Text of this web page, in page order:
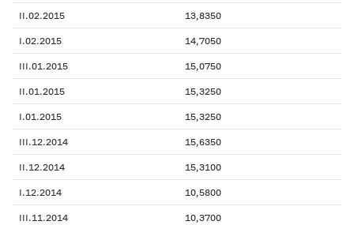
II.02.2015 13,8350
I.02.2015 14,7050
III.01.2015 15,0750
II.01.2015 15,3250
I.01.2015 15,3250
III.12.2014 15,6350
II.12.2014 15,3100
I.12.2014 10,5800
III.11.2014 10,3700